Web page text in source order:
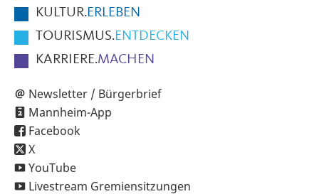
KULTUR.ERLEBEN
TOURISMUS.ENTDECKEN
KARRIERE.MACHEN
Newsletter / Bürgerbrief
Mannheim-App
Facebook
X
YouTube
Livestream Gremiensitzungen